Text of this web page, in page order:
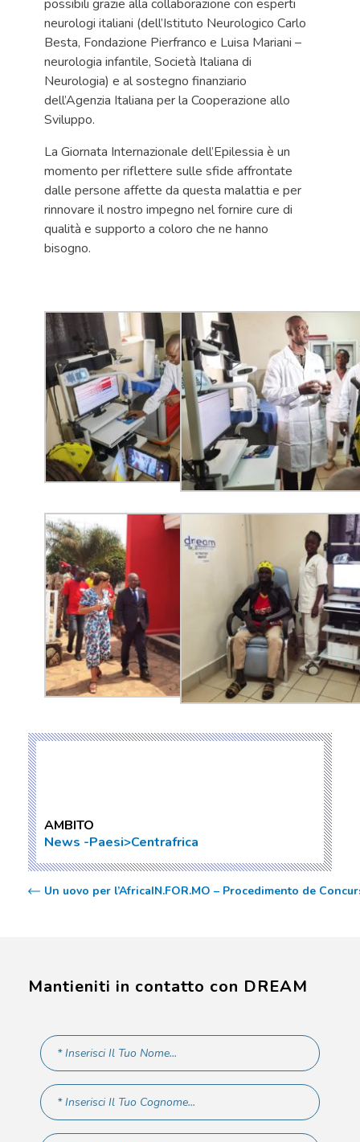
possibili grazie alla collaborazione con esperti
neurologi italiani (dell’Istituto Neurologico Carlo
Besta, Fondazione Pierfranco e Luisa Mariani –
neurologia infantile, Società Italiana di
Neurologia) e al sostegno finanziario
dell’Agenzia Italiana per la Cooperazione allo
Sviluppo.
La Giornata Internazionale dell’Epilessia è un
momento per riflettere sulle sfide affrontate
dalle persone affette da questa malattia e per
rinnovare il nostro impegno nel fornire cure di
qualità e supporto a coloro che ne hanno
bisogno.
AMBITO
News Paesi>Centrafrica
Un uovo per l’AfricaIN.FOR.MO – Procedimento de
Mantieniti in contatto con DREAM